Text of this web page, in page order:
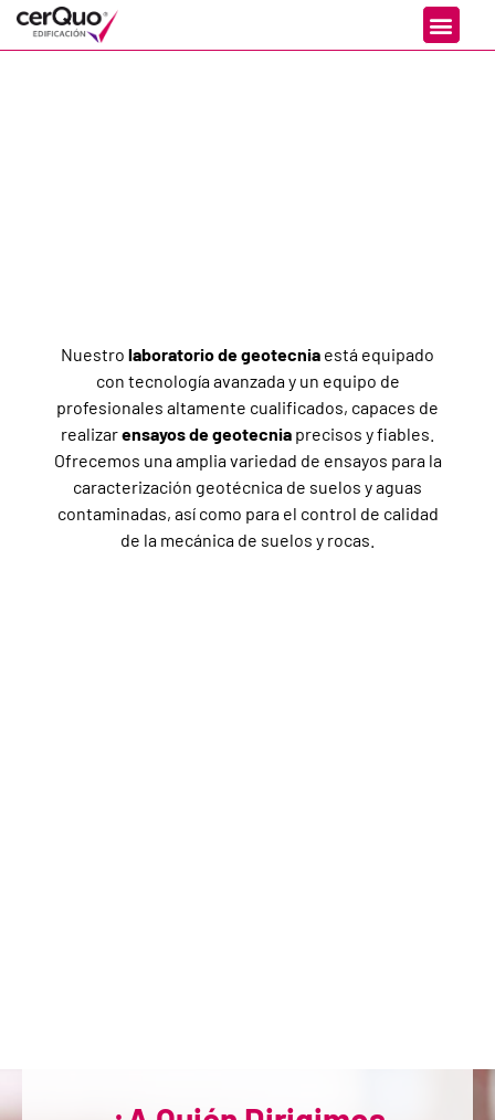
Nuestro laboratorio de geotecnia está equipado
con tecnología avanzada y un equipo de
profesionales altamente cualificados, capaces de
realizarensayos de geotecnia precisos y fiables.
Ofrecemos una amplia variedad de ensayos para la
caracterización geotécnica de suelos y aguas
contaminadas, así como para el control de calidad
de la mecánica de suelos y rocas.